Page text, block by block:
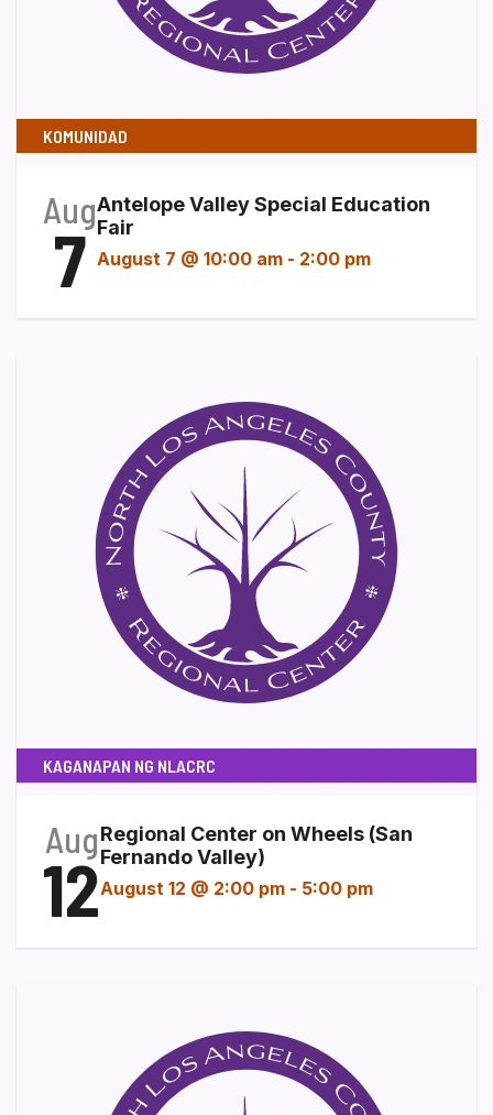
KOMUNIDAD
Aug
7
Antelope Valley Special Education
Fair
August 7 @ 10:00 am - 2:00 pm
KAGANAPAN NG NLACRC
Aug
12
Regional Center on Wheels (San
Fernando Valley)
August 12 @ 2:00 pm - 5:00 pm